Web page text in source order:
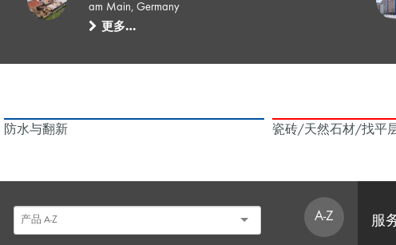
am Main, Germany
更多…
防水与翻新 瓷砖/天然石材/找平
A-Z 服